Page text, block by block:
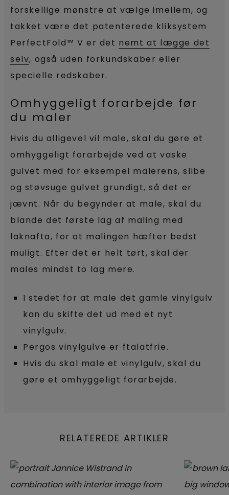
forskellige mønstre at vælge imellem, og
takket være det patenterede kliksystem
PerfectFold™ V er det nemt at lægge det
selv, også uden forkundskaber eller
specielle redskaber.
Omhyggeligt forarbejde før
du maler
Hvis du alligevel vil male, skal du gøre et
omhyggeligt forarbejde ved at vaske
gulvet med for eksempel malerens, slibe
og støvsuge gulvet grundigt, så det er
jævnt. Når du begynder at male, skal du
blande det første lag af maling med
laknafta, for at malingen hæfter bedst
muligt. Efter det er helt tørt, skal der
males mindst to lag mere.
I stedet for at male det gamle vinylgulv
kan du skifte det ud med et nyt
vinylgulv.
Pergos vinylgulve er ftalatfrie.
Hvis du skal male et vinylgulv, skal du
gøre et omhyggeligt forarbejde.
RELATEREDE ARTIKLER